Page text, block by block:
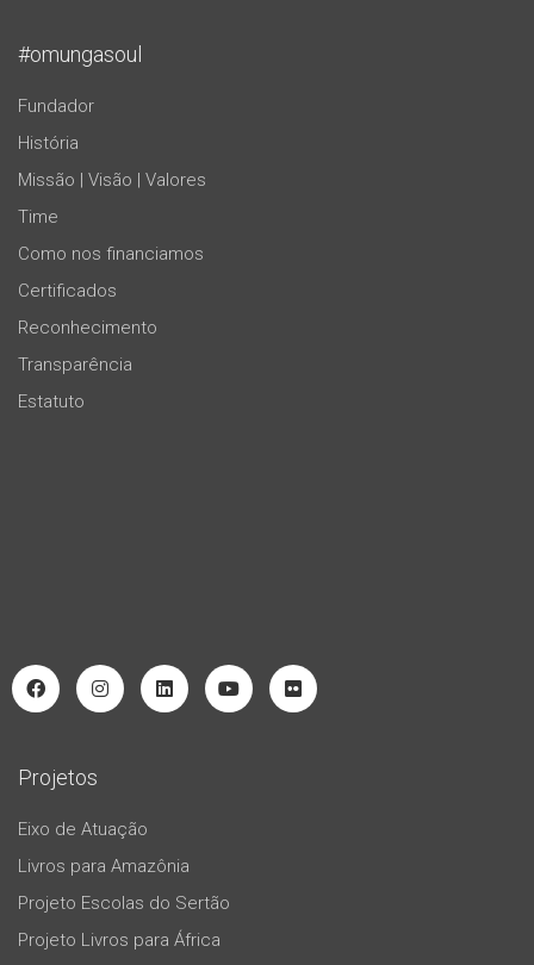
#omungasoul
Fundador
História
Missão | Visão | Valores
Time
Como nos financiamos
Certificados
Reconhecimento
Transparência
Estatuto
Projetos
Eixo de Atuação
Livros para Amazônia
Projeto Escolas do Sertão
Projeto Livros para África